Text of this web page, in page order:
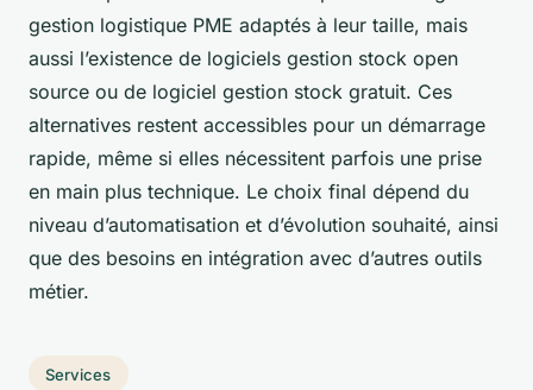
gestion logistique PME adaptés à leur taille, mais
aussi l’existence de logiciels gestion stock open
source ou de logiciel gestion stock gratuit. Ces
alternatives restent accessibles pour un démarrage
rapide, même si elles nécessitent parfois une prise
en main plus technique. Le choix final dépend du
niveau d’automatisation et d’évolution souhaité, ainsi
que des besoins en intégration avec d’autres outils
métier.
Services